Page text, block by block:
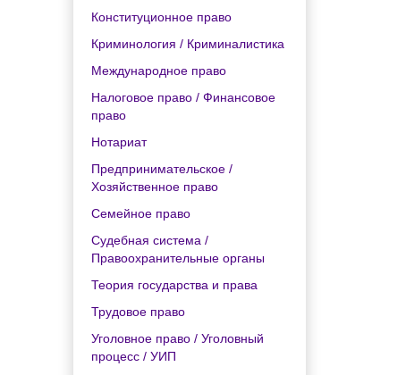
Конституционное право
Криминология / Криминалистика
Международное право
Налоговое право / Финансовое
право
Нотариат
Предпринимательское /
Хозяйственное право
Семейное право
Судебная система /
Правоохранительные органы
Теория государства и права
Трудовое право
Уголовное право / Уголовный
процесс / УИП